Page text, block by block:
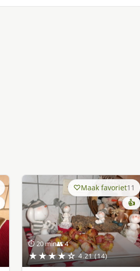
⏱ 20 min👥 4
★★★★☆ 4.21 (14)
Maak favoriet11
👍